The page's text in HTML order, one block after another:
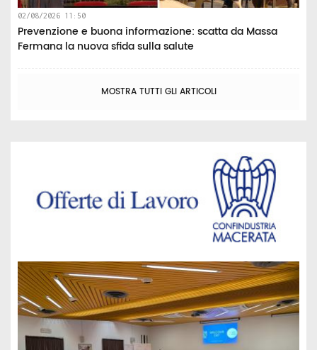
02/08/2026 11:50
Prevenzione e buona informazione: scatta da Massa
Fermana la nuova sfida sulla salute
MOSTRA TUTTI GLI ARTICOLI